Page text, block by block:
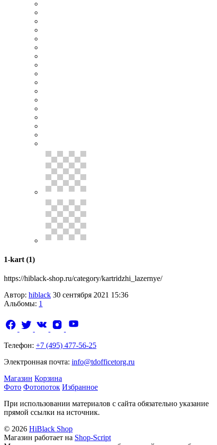
1-kart (1)
https://hiblack-shop.ru/category/kartridzhi_lazernye/
Автор: hiblack 30 сентября 2021 15:36
Альбомы: 1
Телефон: +7 (495) 477-56-25
Электронная почта: info@tdofficetorg.ru
Магазин Корзина
Фото Фотопоток Избранное
При использовании материалов с сайта обязательно указание
прямой ссылки на источник.
© 2026 HiBlack Shop
Магазин работает на Shop-Script